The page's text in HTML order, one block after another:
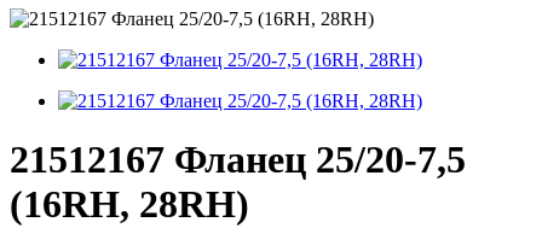
21512167 Фланец 25/20-7,5
(16RH, 28RH)